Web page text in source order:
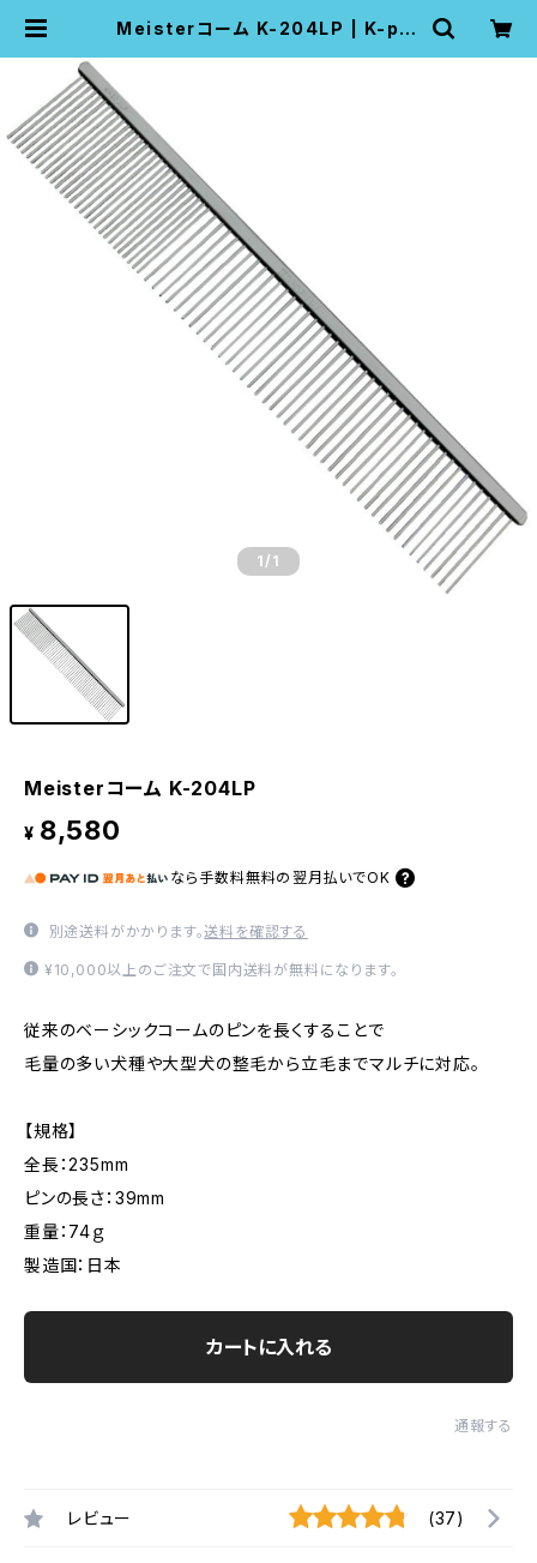
Meisterコーム K-204LP | K-pro
1 /1
Meisterコーム K-204LP
¥ 8,580
なら 手数料無料の 翌月払いでOK
別途送料がかかります。送料を確認する
¥10,000以上のご注文で国内送料が無料になります。
従来のベーシックコームのピンを長くすることで
毛量の多い犬種や大型犬の整毛から立毛までマルチに対応。
【規格】
全長：235mm
ピンの長さ：39mm
重量：74ｇ
製造国：日本
カートに入れる
通報する
レビュー (37)